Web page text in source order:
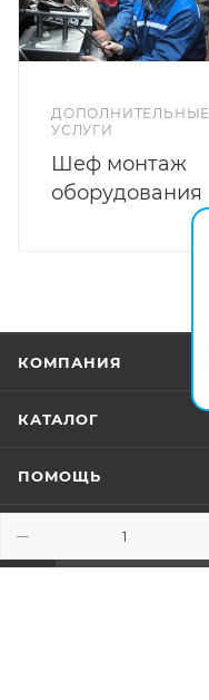
ДОПОЛНИТЕЛЬНЫЕ
УСЛУГИ
Шеф монтаж
оборудования
КОМПАНИЯ
КАТАЛОГ
ПОМОЩЬ